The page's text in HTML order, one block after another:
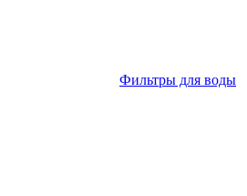
Фильтры для воды